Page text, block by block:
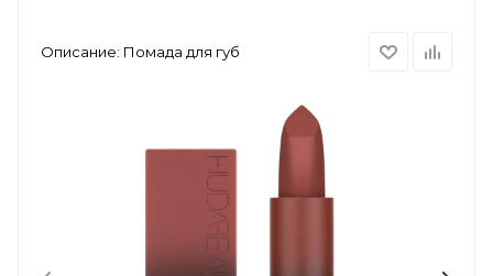
Описание: Помада для губ